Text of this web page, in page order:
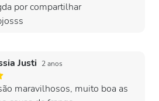
por compartilhar
Justi 2 anos
maravilhosos, muito boa as